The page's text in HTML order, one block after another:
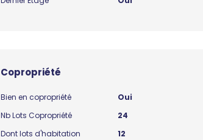
Copropriété
Bien en copropriété
Oui
Nb Lots Copropriété
24
Dont lots d'habitation
12